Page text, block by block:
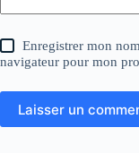
Enregistrer mon
navigateur pour mon
Laisser un